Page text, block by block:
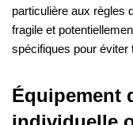
particulière aux règles
fragile et
spécifiques pour éviter
Équipement